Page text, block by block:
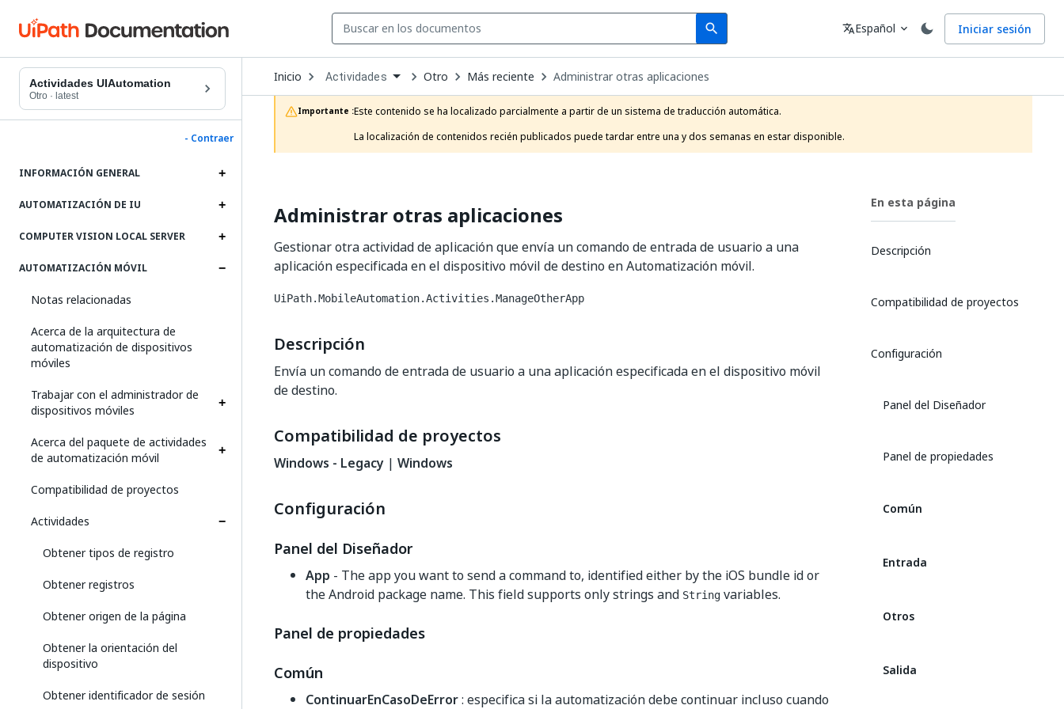
search
Search Idioma
translateEspañol expand_more Iniciar sesión
Actividades UIAutomation
Otro · latest
- Contraer
INFORMACIÓN GENERAL
AUTOMATIZACIÓN DE IU
COMPUTER VISION LOCAL SERVER
AUTOMATIZACIÓN MÓVIL
Notas relacionadas
Acerca de la arquitectura de
automatización de dispositivos
móviles
Trabajar con el administrador de
dispositivos móviles
Acerca del paquete de actividades
de automatización móvil
Compatibilidad de proyectos
Actividades
Obtener tipos de registro
Obtener registros
Obtener origen de la página
Obtener la orientación del
dispositivo
Obtener identificador de sesión
Inicio Open
Dropdown
to
choose
product
Actividades Otro Más reciente Administrar otras aplicaciones
Importante :Este contenido se ha localizado parcialmente a partir de un sistema de traducción automática.
La localización de contenidos recién publicados puede tardar entre una y dos semanas en estar disponible.
Administrar otras aplicaciones
Gestionar otra actividad de aplicación que envía un comando de entrada de usuario a una
aplicación especificada en el dispositivo móvil de destino en Automatización móvil.
UiPath.MobileAutomation.Activities.ManageOtherApp
Descripción
Envía un comando de entrada de usuario a una aplicación especificada en el dispositivo móvil
de destino.
Compatibilidad de proyectos
Windows - Legacy | Windows
Configuración
Panel del Diseñador
App - The app you want to send a command to, identified either by the iOS bundle id or
the Android package name. This field supports only strings and String variables.
Panel de propiedades
Común
ContinuarEnCasoDeError: especifica si la automatización debe continuar incluso cuando
En esta página
Descripción
Compatibilidad de proyectos
Configuración
Panel del Diseñador
Panel de propiedades
Común
Entrada
Otros
Salida